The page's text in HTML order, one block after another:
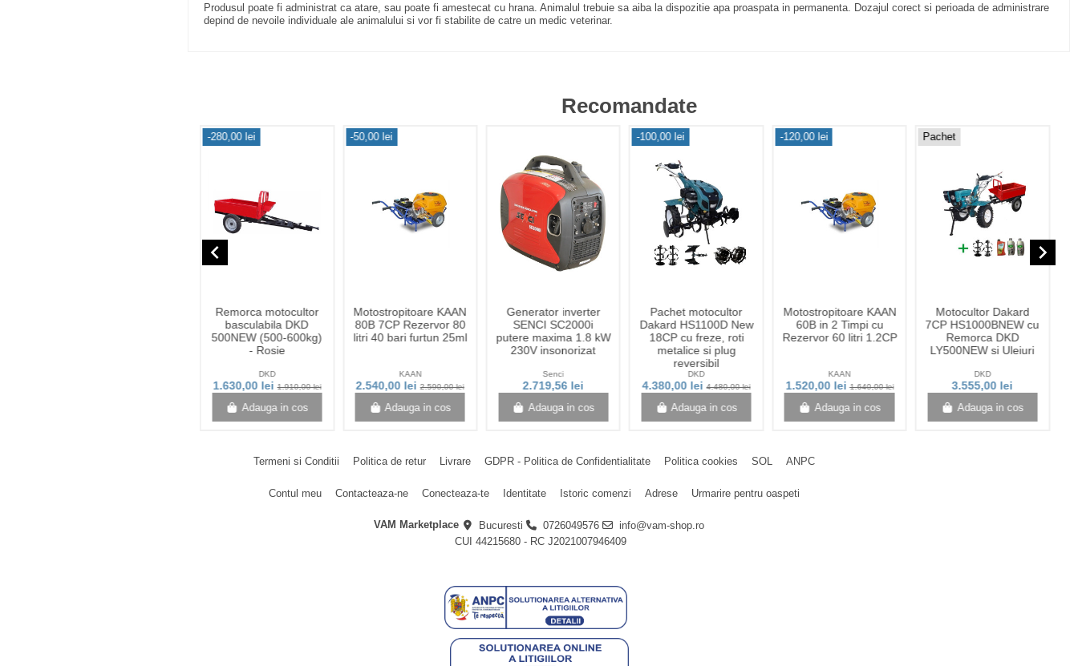
Produsul poate fi administrat ca atare, sau poate fi amestecat cu hrana. Animalul trebuie sa aiba la dispozitie apa proaspata in permanenta. Dozajul corect si perioada de administrare
depind de nevoile individuale ale animalului si vor fi stabilite de catre un medic veterinar.
Recomandate
-280,00 lei
Remorca motocultor
basculabila DKD
500NEW (500-600kg)
- Rosie
DKD
1.630,00 lei1.910,00 lei
Adauga in cos
-50,00 lei
Motostropitoare KAAN
80B 7CP Rezervor 80
litri 40 bari furtun 25ml
KAAN
2.540,00 lei2.590,00 lei
Adauga in cos
Generator inverter
SENCI SC2000i
putere maxima 1.8 kW
230V insonorizat
Senci
2.719,56 lei
Adauga in cos
-100,00 lei
Pachet motocultor
Dakard HS1100D New
18CP cu freze, roti
metalice si plug
reversibil
DKD
4.380,00 lei4.480,00 lei
Adauga in cos
-120,00 lei
Motostropitoare KAAN
60B in 2 Timpi cu
Rezervor 60 litri 1.2CP
KAAN
1.520,00 lei1.640,00 lei
Adauga in cos
Pachet
Motocultor Dakard
7CP HS1000BNEW cu
Remorca DKD
LY500NEW si Uleiuri
DKD
3.555,00 lei
Adauga in cos
navigate_before navigate_next
Termeni si Conditii Politica de retur Livrare GDPR - Politica de Confidentialitate Politica cookies SOL ANPC
Contul meu Contacteaza-ne Conecteaza-te Identitate Istoric comenzi Adrese Urmarire pentru oaspeti
VAM Marketplace Bucuresti 0726049576
info@vam-shop.ro
CUI 44215680 - RC J2021007946409